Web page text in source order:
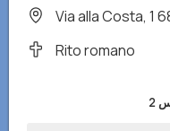
Via alla Costa, 1
Rito romano